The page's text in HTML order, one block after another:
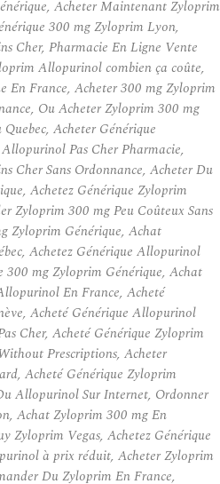
Acheter Maintenant Zyloprim
300 mg Zyloprim Lyon,
Cher, Pharmacie En Ligne Vente
Allopurinol combien ça coûte,
En France, Acheter 300 mg Zyloprim
Ou Acheter Zyloprim 300 mg
Acheter Générique
Pas Cher Pharmacie,
Cher Sans Ordonnance, Acheter Du
Achetez Générique Zyloprim
Zyloprim 300 mg Peu Coûteux Sans
Zyloprim Générique, Achat
Achetez Générique Allopurinol
300 mg Zyloprim Générique, Achat
En France, Acheté
Acheté Générique Allopurinol
Cher, Acheté Générique Zyloprim
Prescriptions, Acheter
Acheté Générique Zyloprim
Allopurinol Sur Internet, Ordonner
Achat Zyloprim 300 mg En
Zyloprim Vegas, Achetez Générique
à prix réduit, Acheter Zyloprim
Du Zyloprim En France,